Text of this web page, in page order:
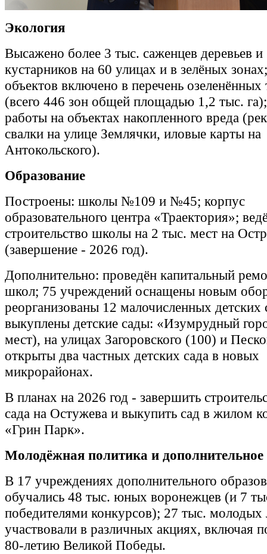
Экология
Высажено более 3 тыс. саженцев деревьев
кустарников на 60 улицах и в зелёных
объектов включено в перечень озеленённых
(всего 446 зон общей площадью 1,2 тыс.
работы на объектах накопленного вреда
свалки на улице Землячки, иловые карты на
Антокольского).
Образование
Построены: школы №109 и №45; корпус
образовательного центра «Траектория»;
строительство школы на 2 тыс. мест на
(завершение - 2026 год).
Дополнительно: проведён капитальный
школ; 75 учреждений оснащены новым
реорганизованы 12 малочисленных детских
выкуплены детские сады: «Изумрудный
мест), на улицах Загоровского (100) и
открыты два частных детских сада в новых
микрорайонах.
В планах на 2026 год - завершить
сада на Остужева и выкупить сад в жилом
«Грин Парк».
Молодёжная политика и дополнительное
В 17 учреждениях дополнительного
обучались 48 тыс. юных воронежцев (и 7
победителями конкурсов); 27 тыс. молодых
участвовали в различных акциях, включая
80‑летию Великой Победы.